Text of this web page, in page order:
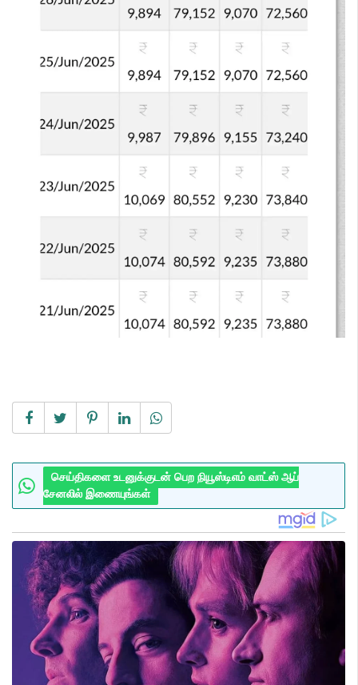
செய்திகளை உடனுக்குடன் பெற நியூஸ்டிஎம் வாட்ஸ் ஆப்
சேனலில் இணையுங்கள்